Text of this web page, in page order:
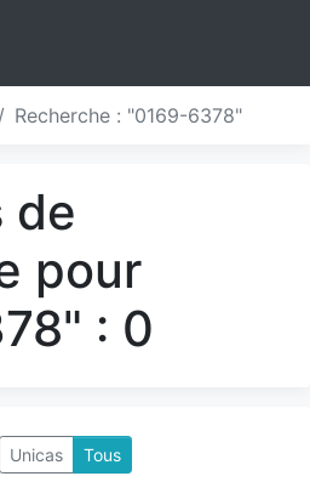
Recherche : "0169-6378"
de
pour
: 0
Unicas Tous